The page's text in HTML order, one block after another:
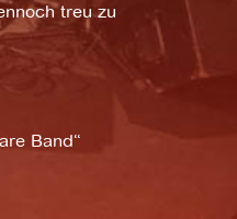
treu zu
Band“